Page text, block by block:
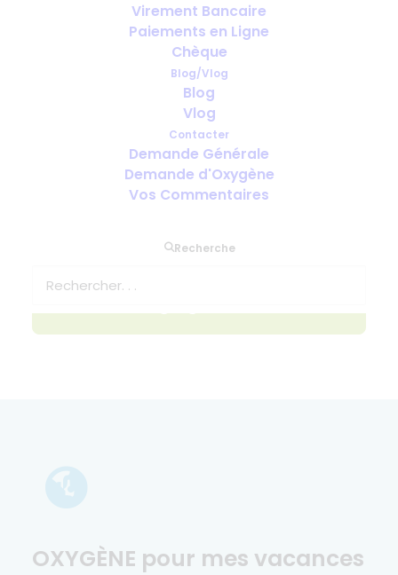
Virement Bancaire
Paiements en Ligne
Chèque
Blog/Vlog
Blog
Vlog
Contacter
Demande Générale
Demande d'Oxygène
Vos Commentaires
Recherche
Si vous voulez réduire vos coûts téléphoniques,
vous pouvez donner votre numéro de téléphone
à l’opérateur, afin qu’un membre du personnel
d’OxygenWorldwide
vous rappelle.
Soumettez ici votre
OXYGÈNE pour mes vacances